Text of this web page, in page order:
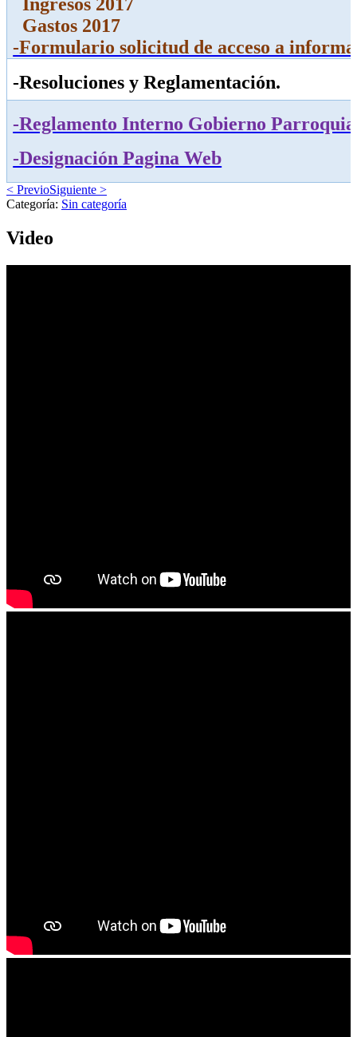
Gastos 2017
-Formulario solicitud de acceso a
-Resoluciones y Reglamentación.
-Reglamento Interno Gobierno
-Designación Pagina Web
< PrevioSiguiente >
Categoría: Sin categoría
Video